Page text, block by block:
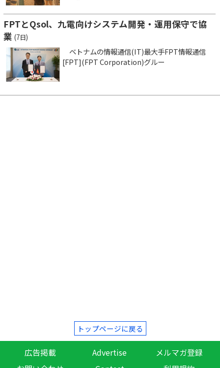
FPTとQsol、九電向けシステム開発・運用保守で協
業 (7日)
ベトナムの情報通信(IT)最大手FPT情報通信
[FPT](FPT Corporation)グルー
トップページに戻る
広告掲載 Advertise
メルマガ登録